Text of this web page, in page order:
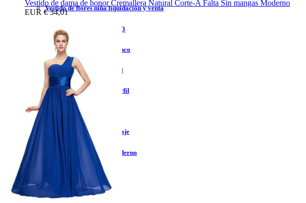
Vestido de flores niña liquidación y venta
Vestidos de flores niña 2023
Vestidos de flores niña blanco
Vestidos de flores niña azul
Vestidos de flores niña marfil
Vestidos de flores niña tul
Vestidos de flores niña encaje
Vestidos de flores niña moderno
Vestidos de la madre
Vestido de dama de honor Cremallera Natural Corte-A Falta Sin mangas Moderno
EUR € 34,01